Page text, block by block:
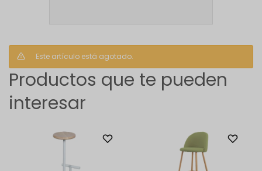
Este artículo está agotado.
Productos que te pueden
interesar